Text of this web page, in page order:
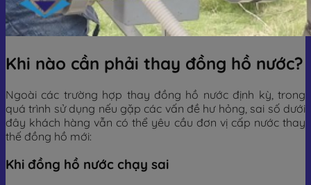
Khi nào cần phải thay đồng hồ nước?
Ngoài các trường hợp thay đồng hồ nước định kỳ, trong
quá trình sử dụng nếu gặp các vấn đề hư hỏng, sai số dưới
đây khách hàng vẫn có thể yêu cầu đơn vị cấp nước thay
thế đồng hồ mới:
Khi đồng hồ nước chạy sai